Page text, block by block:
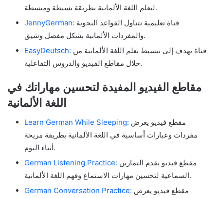
لتعلم اللغة الألمانية بطريقة بسيطة ومبسطة.
JennyGerman:
والمفردات الألمانية بشكل مفصل وشيق.
EasyDeutsch:
خلال مقاطع الفيديو والدروس التفاعلية.
مقاطع الفيديو المفيدة لتحسين مهاراتك في
اللغة الألمانية
Learn German While Sleeping:
مفردات وعبارات أساسية في اللغة الألمانية بطريقة مريحة
أثناء النوم.
German Listening Practice:
السماعية لتحسين مهارات الاستماع وفهم اللغة الألمانية.
German Conversation Practice: